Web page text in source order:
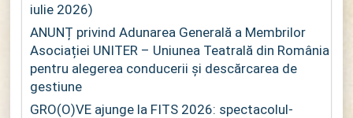
iulie 2026)
ANUNȚ privind Adunarea Generală a Membrilor
Asociației UNITER – Uniunea Teatrală din România
pentru alegerea conducerii și descărcarea de
gestiune
GRO(O)VE ajunge la FITS 2026: spectacolul-